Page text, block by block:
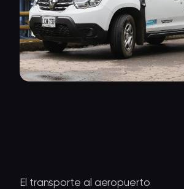
El transporte al aeropuerto